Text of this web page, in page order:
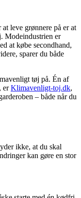
leve grønnere på er at
Modeindustrien er
at købe secondhand,
sparer du både
tøj på. Én af
erKlimavenligt-toj.dk,
– både når du
ikke, at du skal
kan gøre en stor